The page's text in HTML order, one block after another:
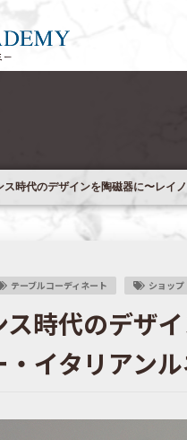
ス時代のデザインを陶磁器に〜レイ
テーブルコーディネート ショップ
時代のデザ
イタリアン